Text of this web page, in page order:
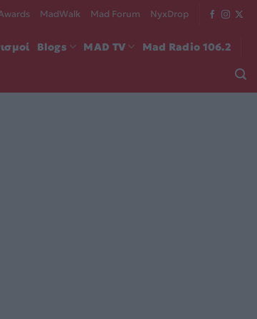
MadWalk Mad Forum NyxDrop
Blogs MAD TV Mad Radio 106.2